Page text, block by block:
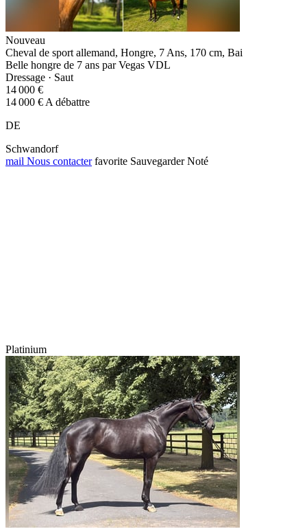
Nouveau
Cheval de sport allemand, Hongre, 7 Ans, 170 cm, Bai
Belle hongre de 7 ans par Vegas VDL
Dressage · Saut
14 000 €
14 000 € A débattre
DE
Schwandorf
mail Nous contacter favorite Sauvegarder Noté
Platinium